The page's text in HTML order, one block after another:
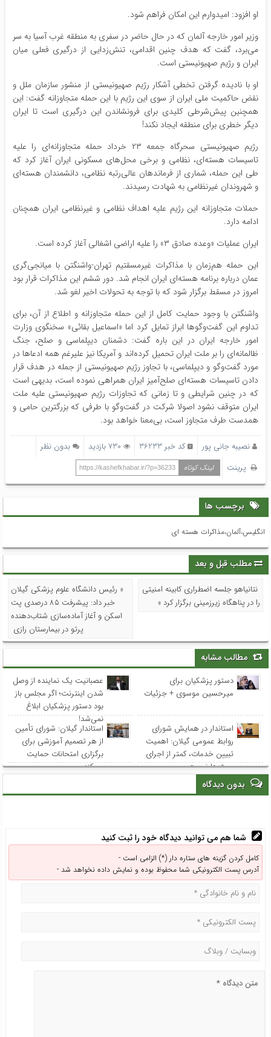
او افزود: امیدوارم این امکان فراهم شود.
وزیر امور خارجه آلمان که در حال حاضر در سفری به منطقه غرب آسیا به سر
می‌برد، گفت که هدف چنین اقدامی، تنش‌زدایی از درگیری فعلی میان
ایران و رژیم صهیونیستی است.
او با نادیده گرفتن تخطی آشکار رژیم صهیونیستی از منشور سازمان ملل و
نقض حاکمیت ملی ایران از سوی این رژیم با این حمله متجاوزانه گفت: این
همچنین پیش‌شرطی کلیدی برای فرونشاندن این درگیری است تا ایران
دیگر خطری برای منطقه ایجاد نکند!
رژیم صهیونیستی سحرگاه جمعه ۲۳ خرداد حمله متجاوزانه‌ای را علیه
تاسیسات هسته‌ای، نظامی و برخی محل‌های مسکونی ایران آغاز کرد که
طی این حمله، شماری از فرماندهان عالی‌رتبه نظامی، دانشمندان هسته‌ای
و شهروندان غیرنظامی به شهادت رسیدند.
حملات متجاوزانه این رژیم علیه اهداف نظامی و غیرنظامی ایران همچنان
ادامه دارد.
ایران عملیات «وعده صادق ۳» را علیه اراضی اشغالی آغاز کرده است.
این حمله هم‌زمان با مذاکرات غیرمسقتیم تهران-واشنگتن با میانجی‌گری
عمان درباره برنامه هسته‌ای ایران انجام شد. دور ششم این مذاکرات قرار بود
امروز در مسقط برگزار شود که با توجه به تحولات اخیر لغو شد.
واشنگتن با وجود حمایت کامل از این حمله متجاوزانه و اطلاع از آن، برای
تداوم این گفت‌وگوها ابراز تمایل کرد اما «اسماعیل بقائی» سخنگوی وزارت
امور خارجه ایران در این باره گفت: دشمنان دیپلماسی و صلح، جنگ
ظالمانه‌ای را بر ملت ایران تحمیل کرده‌اند و آمریکا نیز علیرغم همه ادعاها در
مورد گفت‌وگو و دیپلماسی، با تجاوز رژیم صهیونیستی از جمله در هدف‌ قرار
دادن تاسیسات هسته‌ای صلح‌آمیز ایران همراهی نموده است، بدیهی است
که در چنین شرایطی و تا زمانی که تجاوزات رژیم صهیونیستی علیه ملت
ایران متوقف نشود اصولا شرکت در گفت‌وگو با طرفی که بزرگترین حامی و
همدست طرف متجاوز است، بی‌معنا خواهد بود.
نصیبه جانی پور کد خبر 36233 730 بازدید
بدون نظر
پرینت
لینک کوتاه https://kashefkhabar.ir/?p=36233
برچسب ها
انگلیس،آلمان،مذاکرات هسته ای
مطلب قبل و بعد
نتانیاهو جلسه اضطراری کابینه امنیتی
را در پناهگاه زیرزمینی برگزار کرد »
« رئیس دانشگاه علوم پزشکی گیلان
خبر داد: پیشرفت ۸۵ درصدی پت
اسکن و آغاز آماده‌سازی شتاب‌دهنده
پرتو در بیمارستان رازی
مطالب مشابه
دستور پزشکیان برای
میرحسین موسوی + جزئیات
عصبانیت یک نماینده از وصل
شدن اینترنت؛ اگر مجلس باز
بود دستور پزشکیان ابلاغ
نمی‌شد!
استاندار در همایش شورای
روابط عمومی‌ گیلان: اهمیت
تبیین خدمات، کمتر از اجرای
پروژه‌ها نیست
استاندار گیلان: شورای تأمین
از هر تصمیم آموزشی برای
برگزاری امتحانات حمایت
می‌کند
بدون دیدگاه
شما هم می توانید دیدگاه خود را ثبت کنید
کامل کردن گزینه های ستاره دار (*) الزامی است -
آدرس پست الکترونیکی شما محفوظ بوده و نمایش داده نخواهد شد -